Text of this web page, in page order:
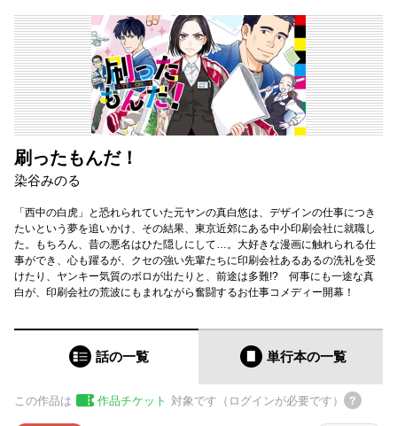
刷ったもんだ！
染谷みのる
「西中の白虎」と恐れられていた元ヤンの真白悠は、デザインの仕事につき
たいという夢を追いかけ、その結果、東京近郊にある中小印刷会社に就職し
た。もちろん、昔の悪名はひた隠しにして…。大好きな漫画に触れられる仕
事ができ、心も躍るが、クセの強い先輩たちに印刷会社あるあるの洗礼を受
けたり、ヤンキー気質のボロが出たりと、前途は多難!? 何事にも一途な真
白が、印刷会社の荒波にもまれながら奮闘するお仕事コメディー開幕！
話の一覧 単行本の一覧
この作品は 作品チケット 対象です（ログインが必要です）